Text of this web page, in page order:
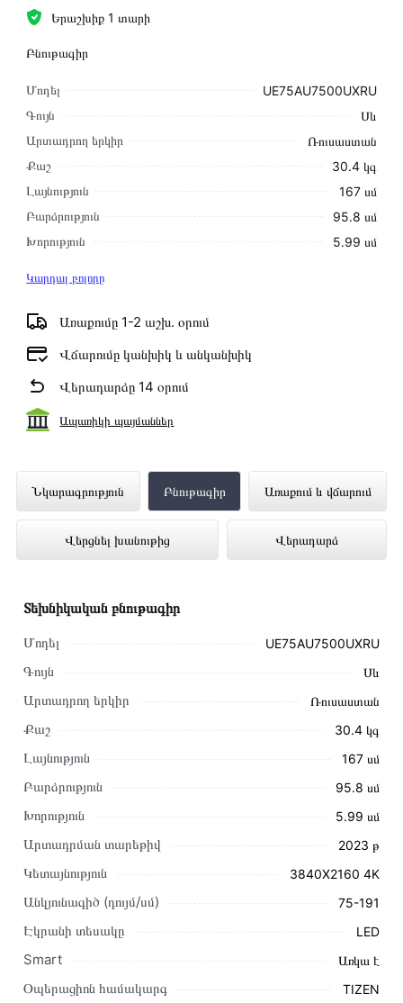
Երաշխիք 1 տարի
Բնութագիր
Մոդել
UE75AU7500UXRU
Գույն
Սև
Արտադրող երկիր
Ռուսաստան
Քաշ
30.4 կգ
Լայնություն
167 սմ
Բարձրություն
95․8 սմ
Խորություն
5․99 սմ
Կարդալ բոլորը
Առաքումը 1-2 աշխ․ օրում
Վճարումը կանխիկ և անկանխիկ
Վերադարձը 14 օրում
Ապառիկի պայմաններ
Նկարագրություն Բնութագիր Առաքում և վճարում
Վերցնել խանութից Վերադարձ
Հեռուստացույց SAMSUNG
UE75AU7500UXRU ներկայացված է
Technomix առցանց խանութում լավագույն
Այս ապրանքը գնելու համար սեղմեք
զամբյուղին»
կամ սեղմեք
Կարող եք նաև պատվիրել՝ զանգահարելով կայքում նշված
կոնտակտային համարներին։
Կայքում տվյալ ապրանքի՝ Հեռուստացույց SAMSUNG
Տեխնիկական բնութագիր
Մոդել UE75AU7500UXRU
Գույն Սև
Արտադրող երկիր Ռուսաստան
Քաշ 30.4 կգ
Լայնություն 167 սմ
Բարձրություն 95․8 սմ
Խորություն 5․99 սմ
Արտադրման տարեթիվ 2023 թ
Կետայնություն 3840X2160 4K
Անկյունագիծ (դույմ/սմ) 75-191
Էկրանի տեսակը LED
Smart Առկա է
Օպերացիոն համակարգ TIZEN